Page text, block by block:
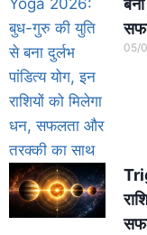
s
A
p
p
g
r
a
m
05/